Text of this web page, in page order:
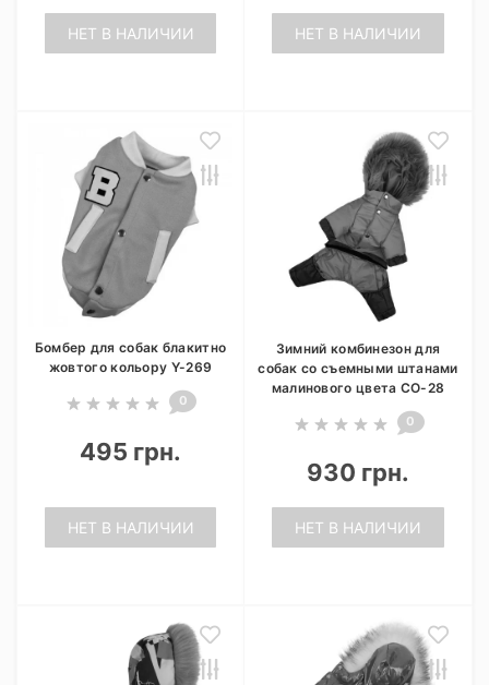
НЕТ В НАЛИЧИИ НЕТ В НАЛИЧИИ
Бомбер для собак блакитно
жовтого кольору Y-269
0
495 грн.
НЕТ В НАЛИЧИИ
Зимний комбинезон для
собак со съемными штанами
малинового цвета CO-28
0
930 грн.
НЕТ В НАЛИЧИИ